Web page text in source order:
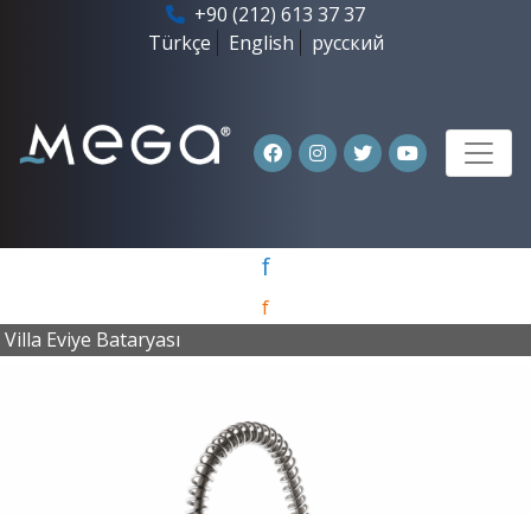
+90 (212) 613 37 37
Türkçe
English русский
f
f
Villa Eviye Bataryası